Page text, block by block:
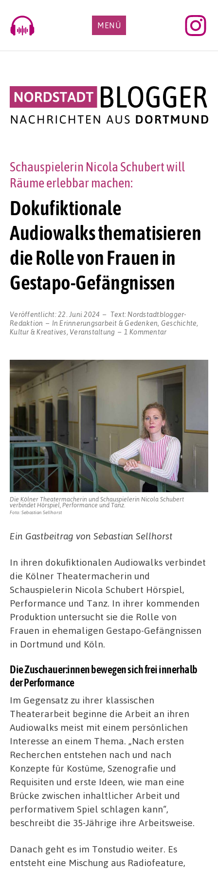
content
MENÜ
Dokufiktionale
Audiowalks thematisieren
die Rolle von Frauen in
Gestapo-Gefängnissen
Schauspielerin Nicola Schubert will
Räume erlebbar machen:
Veröffentlicht:22. Juni 2024 Text: Nordstadtblogger-
Redaktion
InErinnerungsarbeit & Gedenken, Geschichte,
Kultur & Kreatives, Veranstaltung 1 Kommentarzu
die
Rolle
von
Die Kölner Theatermacherin und Schauspielerin Nicola Schubert
verbindet Hörspiel, Performance und Tanz.
Foto: Sebastian Sellhorst
Ein Gastbeitrag von Sebastian Sellhorst
In ihren dokufiktionalen Audiowalks verbindet
die Kölner Theatermacherin und
Schauspielerin Nicola Schubert Hörspiel,
Performance und Tanz. In ihrer kommenden
Produktion untersucht sie die Rolle von
Frauen in ehemaligen Gestapo-Gefängnissen
in Dortmund und Köln.
Die Zuschauer:innen bewegen sich frei innerhalb
der Performance
Im Gegensatz zu ihrer klassischen
Theaterarbeit beginne die Arbeit an ihren
Audiowalks meist mit einem persönlichen
Interesse an einem Thema. „Nach ersten
Recherchen entstehen nach und nach
Konzepte für Kostüme, Szenografie und
Requisiten und erste Ideen, wie man eine
Brücke zwischen inhaltlicher Arbeit und
performativem Spiel schlagen kann“,
beschreibt die 35-Jährige ihre Arbeitsweise.
Danach geht es im Tonstudio weiter. Es
entsteht eine Mischung aus Radiofeature,